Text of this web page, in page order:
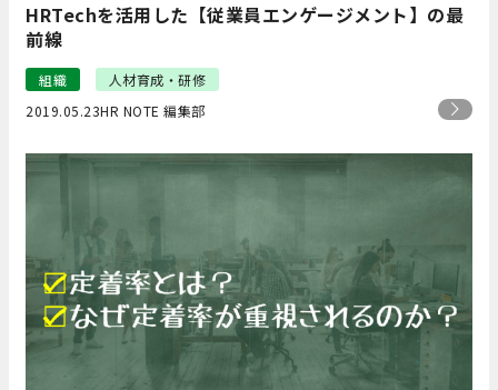
HRTechを活用した【従業員エンゲージメント】の最
前線
組織
人材育成・研修
2019.05.23HR NOTE 編集部